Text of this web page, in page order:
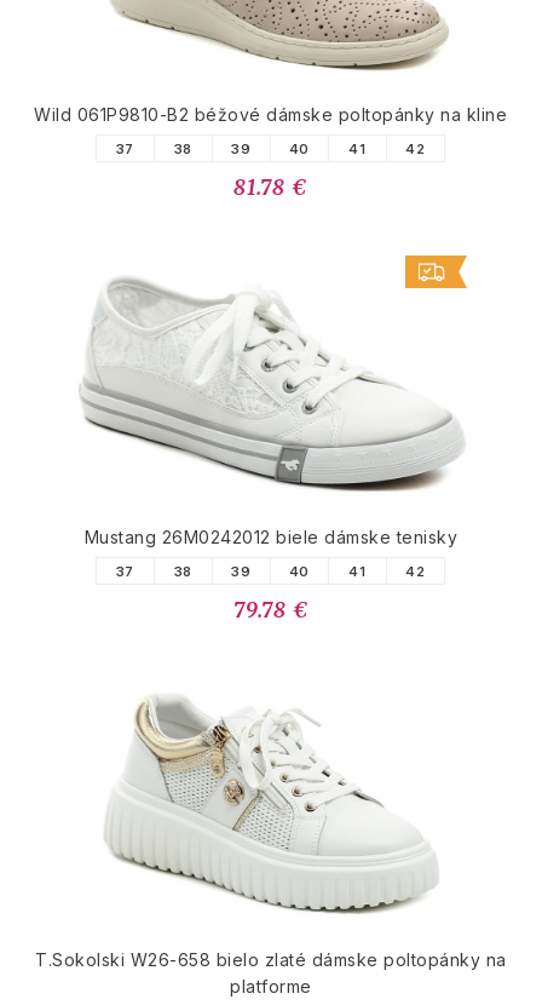
Wild 061P9810-B2 béžové dámske poltopánky na kline
37 38 39 40 41 42
81.78 €
Mustang 26M0242012 biele dámske tenisky
37 38 39 40 41 42
79.78 €
T.Sokolski W26-658 bielo zlaté dámske poltopánky na
platforme